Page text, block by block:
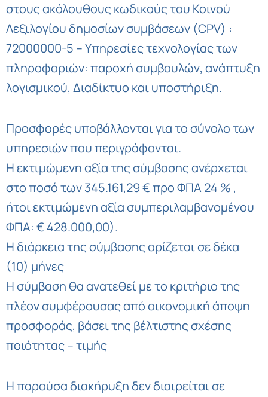
στους ακόλουθους κωδικούς του Κοινού
Λεξιλογίου δημοσίων συμβάσεων (CPV) :
72000000-5 – Υπηρεσίες τεχνολογίας των
πληροφοριών: παροχή συμβουλών, ανάπτυξη
λογισμικού, Διαδίκτυο και υποστήριξη.
Προσφορές υποβάλλονται για το σύνολο των
υπηρεσιών που περιγράφονται.
Η εκτιμώμενη αξία της σύμβασης ανέρχεται
στο ποσό των 345.161,29 € προ ΦΠΑ 24 % ,
ήτοι εκτιμώμενη αξία συμπεριλαμβανομένου
ΦΠΑ: € 428.000,00).
Η διάρκεια της σύμβασης ορίζεται σε δέκα
(10) μήνες
Η σύμβαση θα ανατεθεί με το κριτήριο της
πλέον συμφέρουσας από οικονομική άποψη
προσφοράς, βάσει της βέλτιστης σχέσης
ποιότητας – τιμής
Η παρούσα διακήρυξη δεν διαιρείται σε